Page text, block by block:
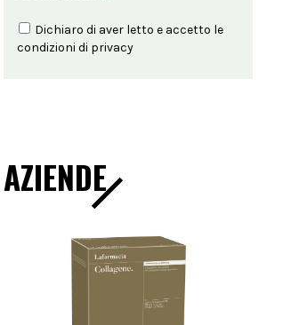
Dichiaro di aver letto e accetto le
condizioni di privacy
AZIENDE